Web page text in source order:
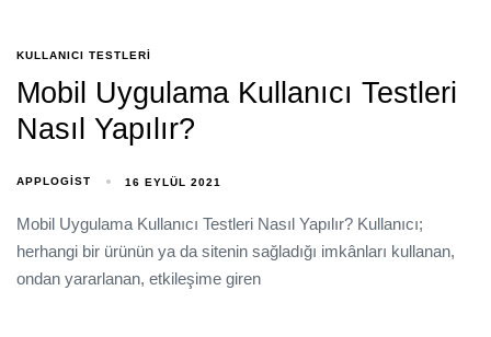
KULLANICI TESTLERI
Mobil Uygulama Kullanıcı Testleri
Nasıl Yapılır?
APPLOGIST 16 EYLÜL 2021
Mobil Uygulama Kullanıcı Testleri Nasıl Yapılır? Kullanıcı;
herhangi bir ürünün ya da sitenin sağladığı imkânları kullanan,
ondan yararlanan, etkileşime giren